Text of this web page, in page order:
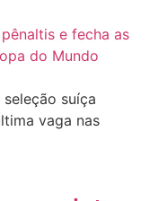
seleção suíça
vaga nas